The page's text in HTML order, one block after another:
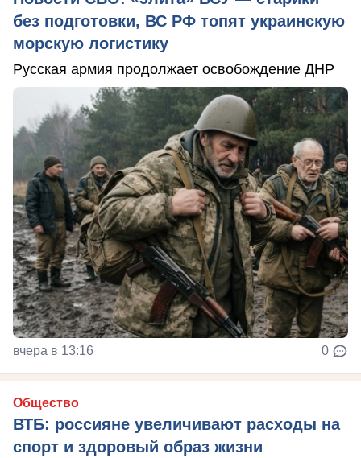
без подготовки, ВС РФ топят украинскую
морскую логистику
Русская армия продолжает освобождение ДНР
вчера в 13:16 0
Общество
ВТБ: россияне увеличивают расходы на
спорт и здоровый образ жизни